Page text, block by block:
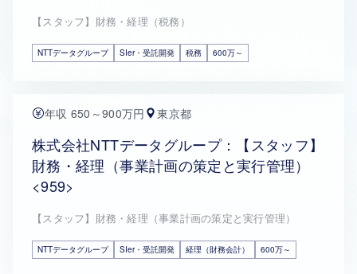
【スタッフ】財務・経理（税務）
NTTデータグループ SIer・受託開発 税務 600万～
年収 650～900万円 東京都
株式会社NTTデータグループ：【スタッフ】
財務・経理（事業計画の策定と実行管理）
<959>
【スタッフ】財務・経理（事業計画の策定と実行管理）
NTTデータグループ SIer・受託開発 経理（財務会計） 600万～